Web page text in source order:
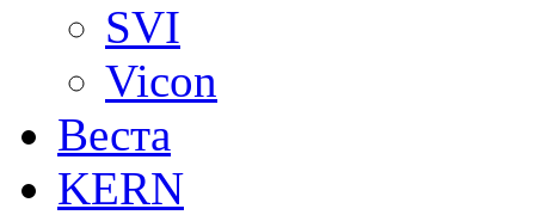
SVI
Vicon
Веста
KERN